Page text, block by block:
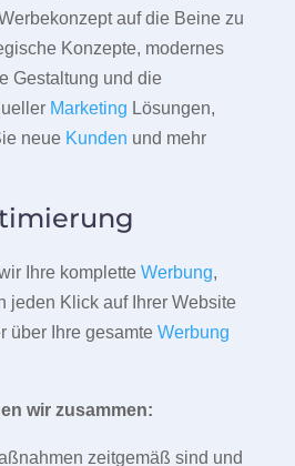
auf die Beine zu
Konzepte, modernes
Gestaltung und die
Marketing Lösungen,
neue Kunden und mehr
Ihre komplette Werbung,
jeden Klick auf Ihrer Website
über Ihre gesamte Werbung
wir zusammen:
zeitgemäß sind und